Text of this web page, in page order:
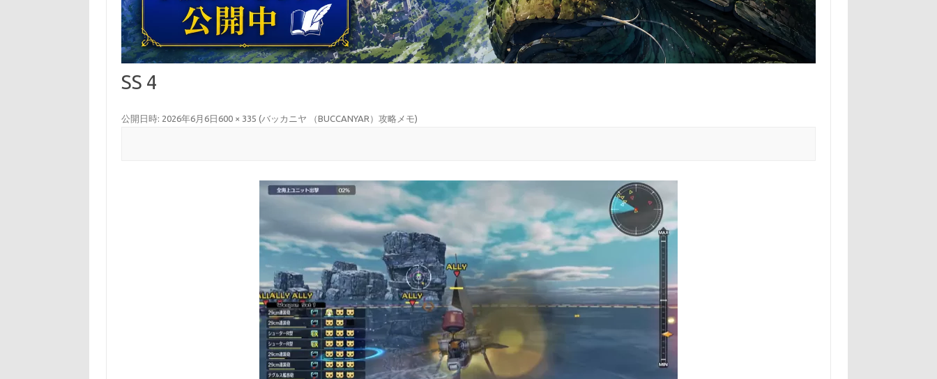
SS 4
公開日時: 2026年6月6日 600 × 335 (バッカニヤ （BUCCANYAR）攻略メモ)